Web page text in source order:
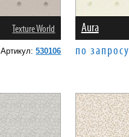
Texture World
Артикул:530106
Aura
по запросу